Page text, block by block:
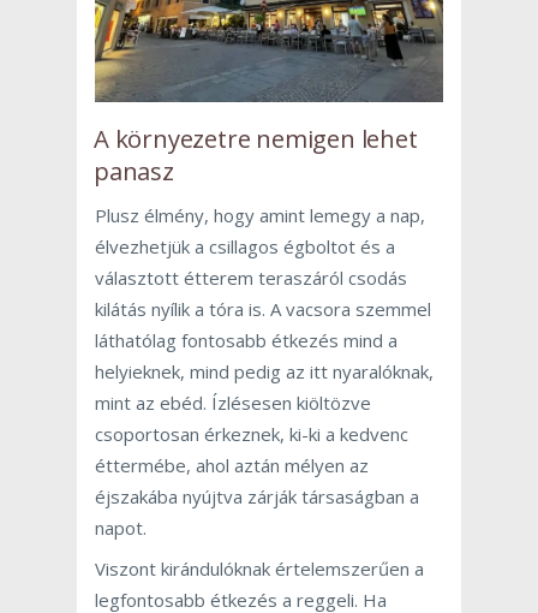
A környezetre nemigen lehet
panasz
Plusz élmény, hogy amint lemegy a nap,
élvezhetjük a csillagos égboltot és a
választott étterem teraszáról csodás
kilátás nyílik a tóra is. A vacsora szemmel
láthatólag fontosabb étkezés mind a
helyieknek, mind pedig az itt nyaralóknak,
mint az ebéd. Ízlésesen kiöltözve
csoportosan érkeznek, ki-ki a kedvenc
éttermébe, ahol aztán mélyen az
éjszakába nyújtva zárják társaságban a
napot.
Viszont kirándulóknak értelemszerűen a
legfontosabb étkezés a reggeli. Ha